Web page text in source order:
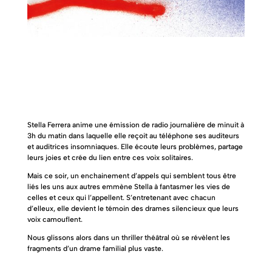
Stella Ferrera anime une émission de radio journalière de minuit à
3h du matin dans laquelle elle reçoit au téléphone ses auditeurs
et auditrices insomniaques. Elle écoute leurs problèmes, partage
leurs joies et crée du lien entre ces voix solitaires.
Mais ce soir, un enchainement d’appels qui semblent tous être
liés les uns aux autres emmène Stella à fantasmer les vies de
celles et ceux qui l’appellent. S’entretenant avec chacun
d’elleux, elle devient le témoin des drames silencieux que leurs
voix camouflent.
Nous glissons alors dans un thriller théâtral où se révèlent les
fragments d’un drame familial plus vaste.